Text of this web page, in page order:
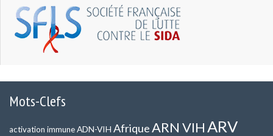
Mots-Clefs
activation immuneADN-VIH AfriqueARN VIHARV